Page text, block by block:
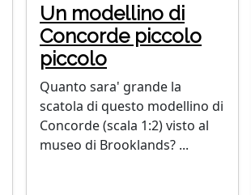
Un modellino di
Concorde piccolo
piccolo
Quanto sara' grande la
scatola di questo modellino di
Concorde (scala 1:2) visto al
museo di Brooklands? ...